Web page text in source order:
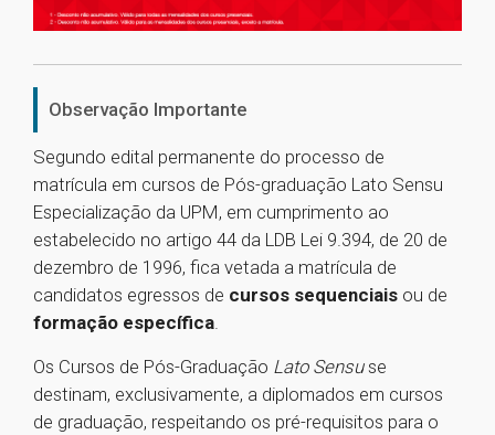
Observação Importante
Segundo edital permanente do processo de
matrícula em cursos de Pós-graduação Lato Sensu
Especialização da UPM, em cumprimento ao
estabelecido no artigo 44 da LDB Lei 9.394, de 20 de
dezembro de 1996, fica vetada a matrícula de
candidatos egressos de cursos sequenciais ou de
formação específica.
Os Cursos de Pós-Graduação Lato Sensuse
destinam, exclusivamente, a diplomados em cursos
de graduação, respeitando os pré-requisitos para o